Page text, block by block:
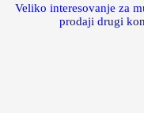
Veliko interesovanje za
prodaji drugi